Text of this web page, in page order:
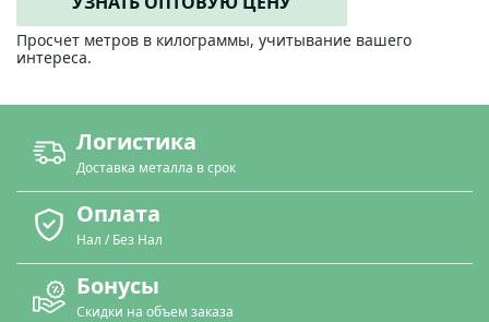
Просчет метров в килограммы, учитывание вашего
интереса.
Логистика
Доставка металла в срок
Оплата
Нал / Без Нал
Бонусы
Скидки на объем заказа